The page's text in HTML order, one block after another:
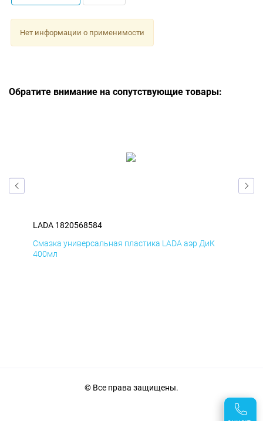
Нет информации о применимости
Обратите внимание на сопутствующие товары:
LADA 1820568584
Смазка универсальная пластика LADA аэр ДиК
400мл
© Все права защищены.